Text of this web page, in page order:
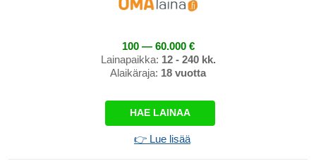
100 — 60.000 €
Lainapaikka: 12 - 240 kk.
Alaikäraja: 18 vuotta
HAE LAINAA
👉 Lue lisää